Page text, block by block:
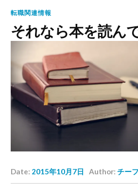
転職関連情報
それなら本を読ん
Date: 2015年10月7日 Author:チー